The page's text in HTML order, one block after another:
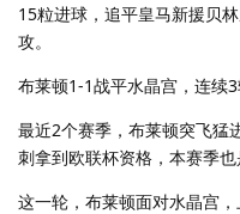
15粒进球，追平皇马新援贝
攻。
布莱顿1-1战平水晶宫，连续
最近2个赛季，布莱顿突飞猛
刺拿到欧联杯资格，本赛季也
这一轮，布莱顿面对水晶宫